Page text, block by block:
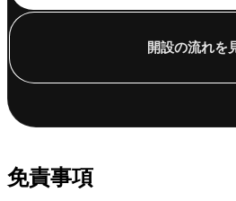
開設の流れを
免責事項